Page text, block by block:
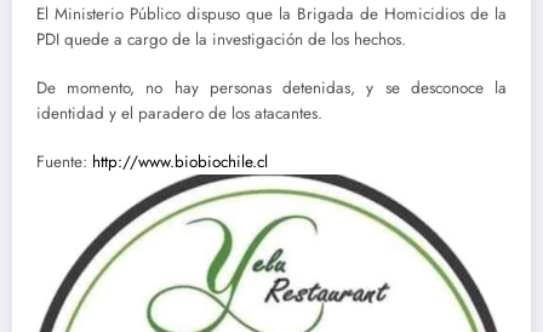
El Ministerio Público dispuso que la Brigada de Homicidios de la
PDI quede a cargo de la investigación de los hechos.
De momento, no hay personas detenidas, y se desconoce la
identidad y el paradero de los atacantes.
Fuente: http://www.biobiochile.cl